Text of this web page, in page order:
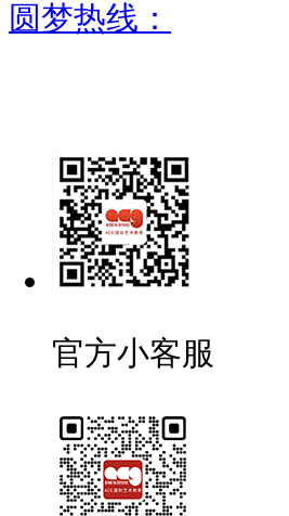
圆梦热线：
官方小客服